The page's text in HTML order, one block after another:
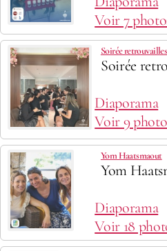
Voir 7
Soirée
Soirée
Diaporama
Voir 9
Yom Haatsmaout
Yom
Diaporama
Voir 18